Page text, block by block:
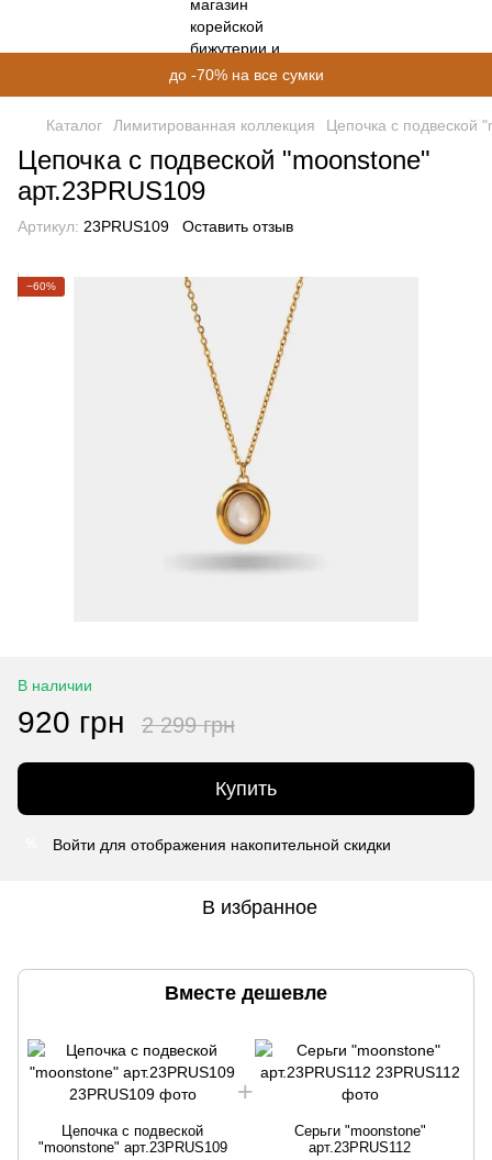
до -70% на все сумки
Каталог Лимитированная коллекция Цепочка с подвеской
Цепочка с подвеской "moonstone"
арт.23PRUS109
Артикул: 23PRUS109 Оставить отзыв
−60%
В наличии
920 грн 2 299 грн
Купить
Войти для отображения накопительной скидки
В избранное
Вместе дешевле
Цепочка с подвеской
"moonstone" арт.23PRUS109
Серьги "moonstone"
арт.23PRUS112